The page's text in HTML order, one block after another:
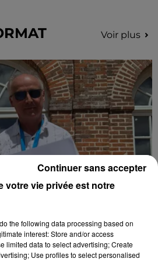
Voir plus
de la première édition de
du 18 au 20 septembre 2026 au
votre vie privée est notre
do the following data processing based on
interest: Store and/or access
limited data to select advertising; Create
Use profiles to select personalised
Continuer sans accepter